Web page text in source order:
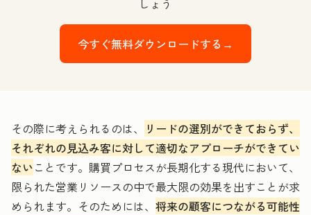
今すぐ無料ダウンロードする→
その際に考えられるのは、
リードの選別ができておらず、
それぞれの見込み客に対して適切なアプローチができてい
ないことです。購買プロセスが長期化する現代において、
限られた営業リソースの中で最大限の効果を出すことが求
められます。そのためには、 将来の顧客につながる可能性